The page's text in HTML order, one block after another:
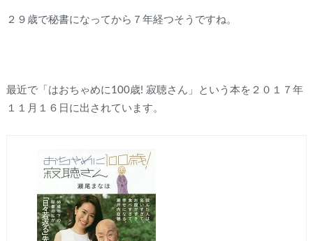
２９歳で秘書になってから７年経つそうですね。
最近で「はおちゃめに100歳! 寂聴さん」という本を２０１７年
１１月１６日に出されています。